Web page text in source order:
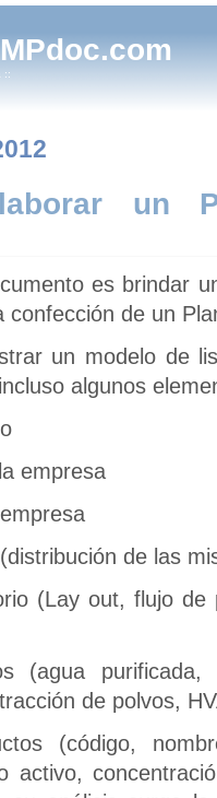
::
un
es brindar
confección de un
un modelo de
algunos
empresa
de las
(Lay out, flujo de
(agua purificada,
de polvos,
(código,
activo,